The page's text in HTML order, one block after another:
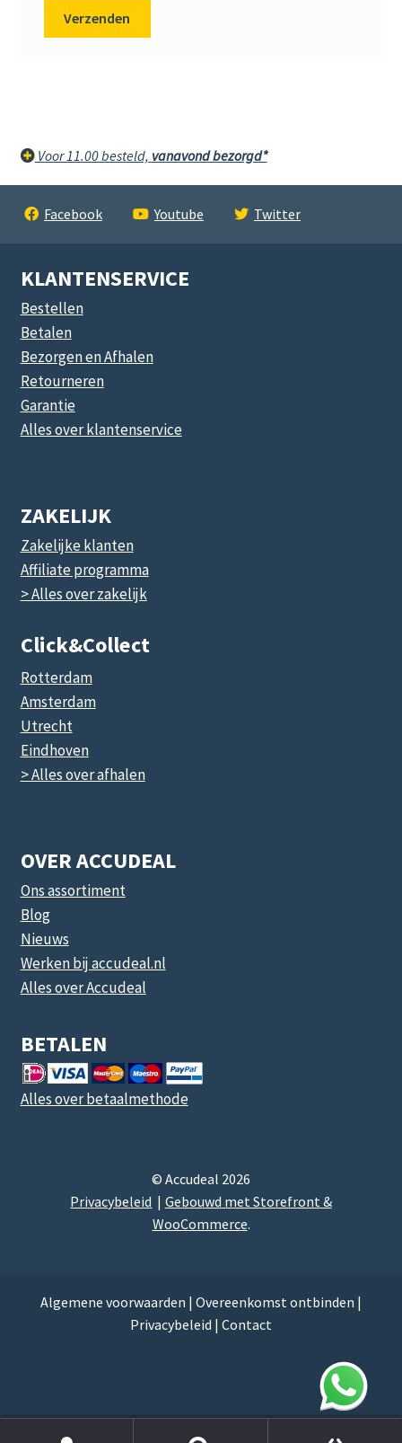
Voor 11.00 besteld, vanavond bezorgd*
Facebook Youtube Twitter
KLANTENSERVICE
Bestellen
Betalen
Bezorgen en Afhalen
Retourneren
Garantie
Alles over klantenservice
ZAKELIJK
Zakelijke klanten
Affiliate programma
> Alles over zakelijk
Click&collect
Rotterdam
Amsterdam
Utrecht
Eindhoven
> Alles over afhalen
OVER ACCUDEAL
Ons assortiment
Blog
Nieuws
Werken bij accudeal.nl
Alles over Accudeal
BETALEN
Alles over betaalmethode
© Accudeal 2026
Privacybeleid
Gebouwd met Storefront &
WooCommerce.
Algemene voorwaarden | Overeenkomst ontbinden |
Privacybeleid | Contact